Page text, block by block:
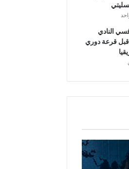
النادي
قبل قرعة دوري